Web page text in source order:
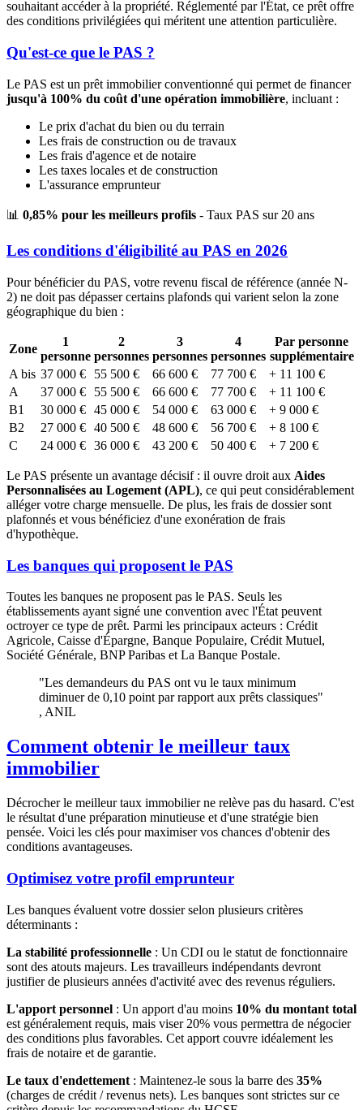
souhaitant accéder à la propriété. Réglementé par l'État, ce prêt offre
des conditions privilégiées qui méritent une attention particulière.
Qu'est-ce que le PAS ?
Le PAS est un prêt immobilier conventionné qui permet de financer
jusqu'à 100% du coût d'une opération immobilière, incluant :
Le prix d'achat du bien ou du terrain
Les frais de construction ou de travaux
Les frais d'agence et de notaire
Les taxes locales et de construction
L'assurance emprunteur
📊 0,85% pour les meilleurs profils - Taux PAS sur 20 ans
Les conditions d'éligibilité au PAS en 2026
Pour bénéficier du PAS, votre revenu fiscal de référence (année N-
2) ne doit pas dépasser certains plafonds qui varient selon la zone
géographique du bien :
Zone
1
personne
2
personnes
3
personnes
4
personnes
Par personne
supplémentaire
A bis 37 000 € 55 500 € 66 600 € 77 700 €
+ 11 100 €
A
37 000 € 55 500 € 66 600 € 77 700 €
+ 11 100 €
B1
30 000 € 45 000 € 54 000 € 63 000 €
+ 9 000 €
B2
27 000 € 40 500 € 48 600 € 56 700 €
+ 8 100 €
C
24 000 € 36 000 € 43 200 € 50 400 € + 7 200 €
Le PAS présente un avantage décisif : il ouvre droit aux Aides
Personnalisées au Logement (APL), ce qui peut considérablement
alléger votre charge mensuelle. De plus, les frais de dossier sont
plafonnés et vous bénéficiez d'une exonération de frais
d'hypothèque.
Les banques qui proposent le PAS
Toutes les banques ne proposent pas le PAS. Seuls les
établissements ayant signé une convention avec l'État peuvent
octroyer ce type de prêt. Parmi les principaux acteurs : Crédit
Agricole, Caisse d'Épargne, Banque Populaire, Crédit Mutuel,
Société Générale, BNP Paribas et La Banque Postale.
"Les demandeurs du PAS ont vu le taux minimum
diminuer de 0,10 point par rapport aux prêts classiques"
, ANIL
Comment obtenir le meilleur taux
immobilier
Décrocher le meilleur taux immobilier ne relève pas du hasard. C'est
le résultat d'une préparation minutieuse et d'une stratégie bien
pensée. Voici les clés pour maximiser vos chances d'obtenir des
conditions avantageuses.
Optimisez votre profil emprunteur
Les banques évaluent votre dossier selon plusieurs critères
déterminants :
La stabilité professionnelle : Un CDI ou le statut de fonctionnaire
sont des atouts majeurs. Les travailleurs indépendants devront
justifier de plusieurs années d'activité avec des revenus réguliers.
L'apport personnel : Un apport d'au moins 10% du montant total
est généralement requis, mais viser 20% vous permettra de négocier
des conditions plus favorables. Cet apport couvre idéalement les
frais de notaire et de garantie.
Le taux d'endettement : Maintenez-le sous la barre des 35%
(charges de crédit / revenus nets). Les banques sont strictes sur ce